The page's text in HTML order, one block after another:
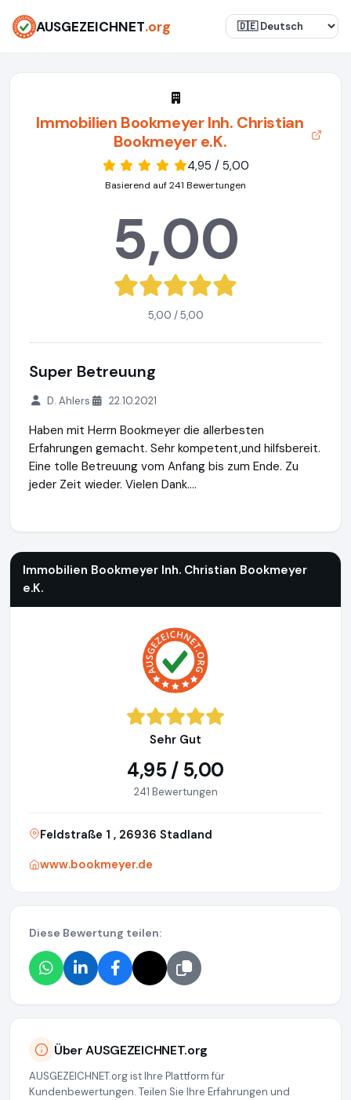
AUSGEZEICHNET.org
Immobilien Bookmeyer Inh. Christian
Bookmeyer e.K.
4,95 / 5,00
Basierend auf 241 Bewertungen
5,00
5,00 / 5,00
Super Betreuung
D. Ahlers 22.10.2021
Haben mit Herrn Bookmeyer die allerbesten
Erfahrungen gemacht. Sehr kompetent,und hilfsbereit.
Eine tolle Betreuung vom Anfang bis zum Ende. Zu
jeder Zeit wieder. Vielen Dank....
Immobilien Bookmeyer Inh. Christian Bookmeyer
e.K.
Sehr Gut
4,95 / 5,00
241 Bewertungen
Feldstraße 1 , 26936 Stadland
www.bookmeyer.de
Diese Bewertung teilen:
Über AUSGEZEICHNET.org
AUSGEZEICHNET.org ist Ihre Plattform für
Kundenbewertungen. Teilen Sie Ihre Erfahrungen und